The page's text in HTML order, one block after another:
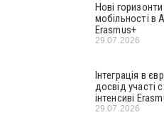
Нові
мобільності в
Erasmus+
29.07.2026
Інтеграція в
досвід участі
інтенсиві
29.07.2026